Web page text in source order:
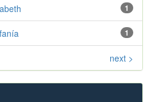
1
1
next >